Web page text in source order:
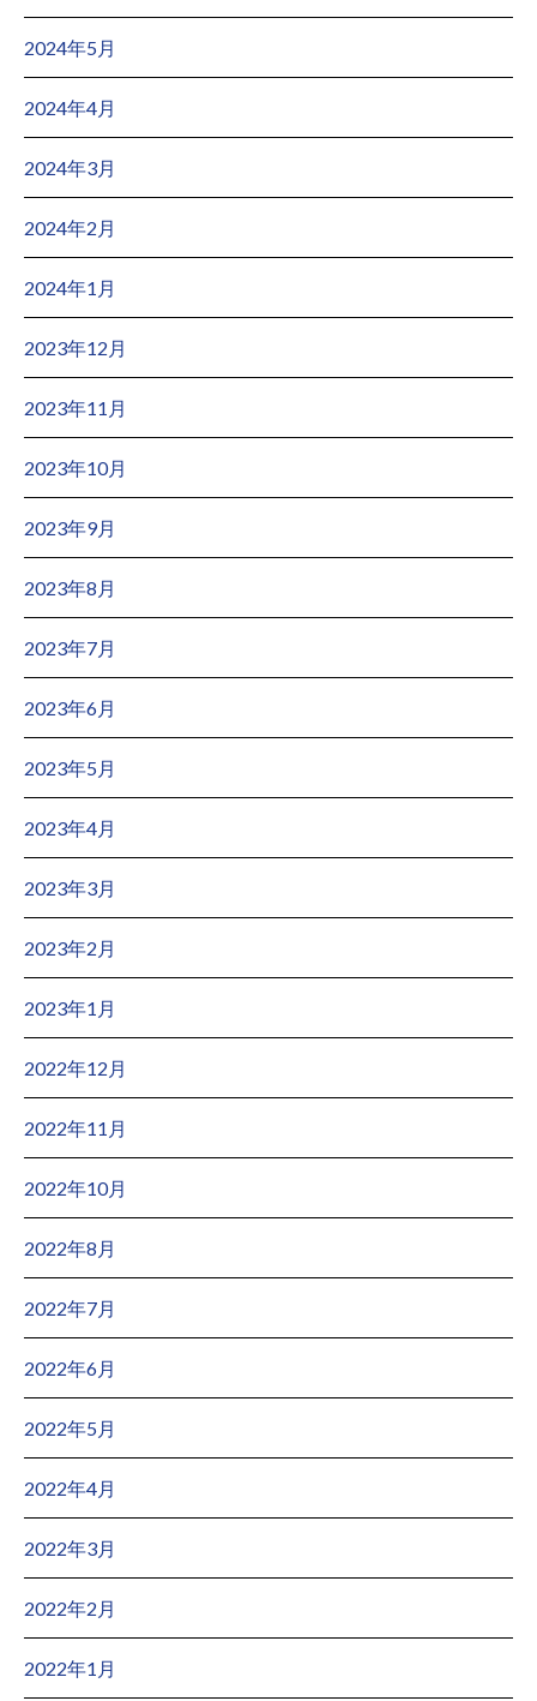
2024年5月
2024年4月
2024年3月
2024年2月
2024年1月
2023年12月
2023年11月
2023年10月
2023年9月
2023年8月
2023年7月
2023年6月
2023年5月
2023年4月
2023年3月
2023年2月
2023年1月
2022年12月
2022年11月
2022年10月
2022年8月
2022年7月
2022年6月
2022年5月
2022年4月
2022年3月
2022年2月
2022年1月